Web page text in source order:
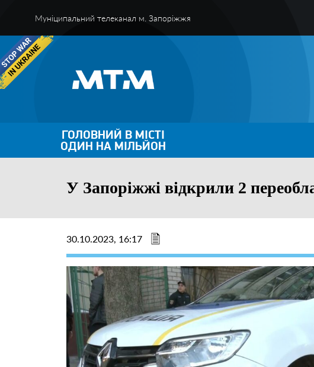
Муніципальний телеканал м. Запоріжжя
ГОЛОВНИЙ В МІСТІ
ОДИН НА МІЛЬЙОН
У Запоріжжі відкрили 2
30.10.2023, 16:17